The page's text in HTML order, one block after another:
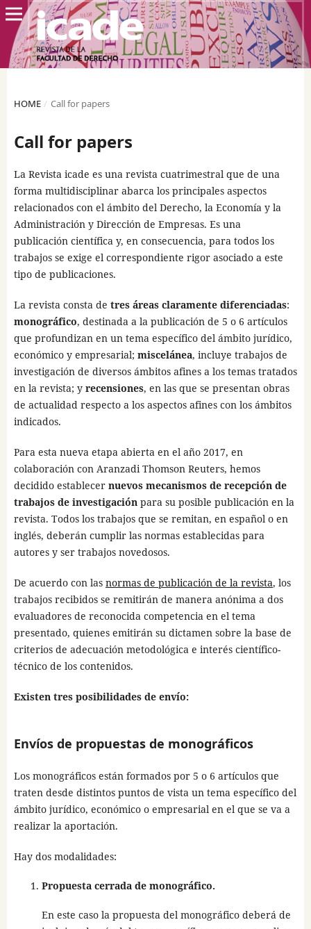
HOME / Call for papers
Call for papers
La Revista icade es una revista cuatrimestral que de una
forma multidisciplinar abarca los principales aspectos
relacionados con el ámbito del Derecho, la Economía y la
Administración y Dirección de Empresas. Es una
publicación científica y, en consecuencia, para todos los
trabajos se exige el correspondiente rigor asociado a este
tipo de publicaciones.
La revista consta de tres áreas claramente diferenciadas:
monográfico, destinada a la publicación de 5 o 6 artículos
que profundizan en un tema específico del ámbito jurídico,
económico y empresarial; miscelánea, incluye trabajos de
investigación de diversos ámbitos afines a los temas tratados
en la revista; y recensiones, en las que se presentan obras
de actualidad respecto a los aspectos afines con los ámbitos
indicados.
Para esta nueva etapa abierta en el año 2017, en
colaboración con Aranzadi Thomson Reuters, hemos
decidido establecer nuevos mecanismos de recepción de
trabajos de investigaciónpara su posible publicación en la
revista. Todos los trabajos que se remitan, en español o en
inglés, deberán cumplir las normas establecidas para
autores y ser trabajos novedosos.
De acuerdo con las normas de publicación de la revista, los
trabajos recibidos se remitirán de manera anónima a dos
evaluadores de reconocida competencia en el tema
presentado, quienes emitirán su dictamen sobre la base de
criterios de adecuación metodológica e interés científico-
técnico de los contenidos.
Existen tres posibilidades de envío:
Envíos de propuestas de monográficos
Los monográficos están formados por 5 o 6 artículos que
traten desde distintos puntos de vista un tema específico del
ámbito jurídico, económico o empresarial en el que se va a
realizar la aportación.
Hay dos modalidades:
Propuesta cerrada de monográfico.
En este caso la propuesta del monográfico deberá de